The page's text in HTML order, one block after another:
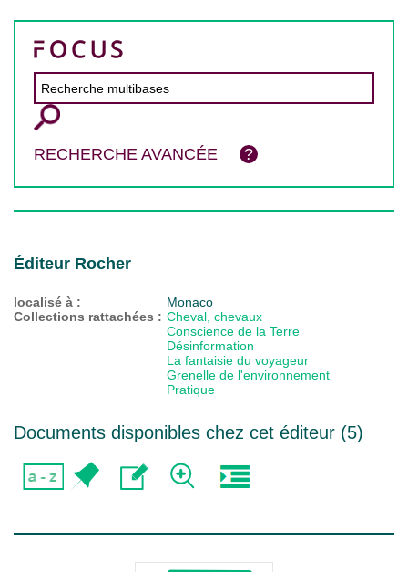
RECHERCHE AVANCÉE
Éditeur Rocher
localisé à :
Monaco
Collections rattachées : Cheval, chevaux
Conscience de la Terre
Désinformation
La fantaisie du voyageur
Grenelle de l'environnement
Pratique
Documents disponibles chez cet éditeur (5)